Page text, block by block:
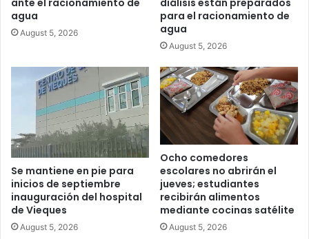
ante el racionamiento de
agua
August 5, 2026
diálisis están preparados
para el racionamiento de
agua
August 5, 2026
Se mantiene en pie para
inicios de septiembre
inauguración del hospital
de Vieques
August 5, 2026
Ocho comedores
escolares no abrirán el
jueves; estudiantes
recibirán alimentos
mediante cocinas satélite
August 5, 2026